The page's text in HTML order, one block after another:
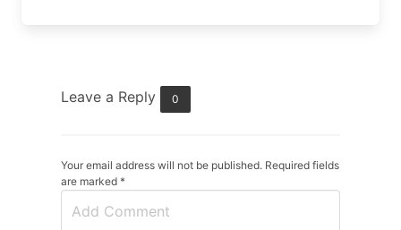
Leave a Reply 0
Your email address will not be published. Required fields
are marked *